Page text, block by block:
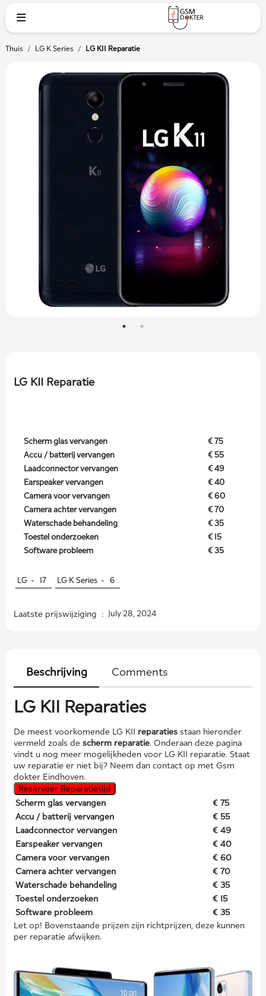
Thuis / LG K Series / LG K11 Reparatie
LG K11 Reparatie
Scherm glas vervangen
€ 75
Accu / batterij vervangen
€ 55
Laadconnector vervangen
€ 49
Earspeaker vervangen
€ 40
Camera voor vervangen
€ 60
Camera achter vervangen
€ 70
Waterschade behandeling
€ 35
Toestel onderzoeken
€ 15
Software probleem
€ 35
LG - 17 LG K Series - 6
Laatste prijswijziging : July 28, 2024
Beschrijving Comments
LG K11 Reparaties
De meest voorkomende LG K11 reparatiesstaan hieronder
vermeld zoals de scherm reparatie. Onderaan deze pagina
vindt u nog meer mogelijkheden voor LG K11 reparatie. Staat
uw reparatie er niet bij? Neem dan contact op met Gsm
dokter Eindhoven.
Reserveer Reparatietijd
Scherm glas vervangen
€ 75
Accu / batterij vervangen
€ 55
Laadconnector vervangen
€ 49
Earspeaker vervangen
€ 40
Camera voor vervangen
€ 60
Camera achter vervangen
€ 70
Waterschade behandeling
€ 35
Toestel onderzoeken
€ 15
Software probleem
€ 35
Let op! Bovenstaande prijzen zijn richtprijzen, deze kunnen
per reparatie afwijken.